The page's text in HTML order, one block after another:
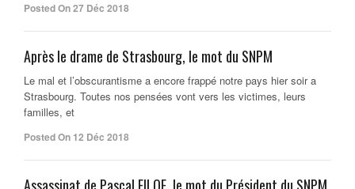
Posted On 27 Déc 2018
Après le drame de Strasbourg, le mot du SNPM
Le mal et l’obscurantisme a encore frappé notre pays hier soir a
Strasbourg. Toutes nos pensées vont vers les victimes, leurs
familles, et
Posted On 12 Déc 2018